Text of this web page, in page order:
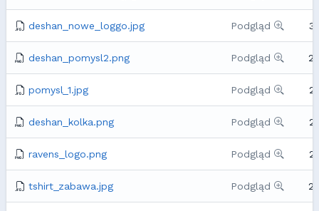
deshan_nowe_loggo.jpg Podgląd
deshan_pomysl2.png Podgląd
pomysl_1.jpg Podgląd
deshan_kolka.png Podgląd
ravens_logo.png Podgląd
tshirt_zabawa.jpg Podgląd